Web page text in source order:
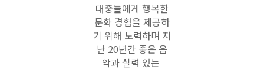
대중들에게 행복한
문화 경험을 제공하
기 위해 노력하며 지
난 20년간 좋은 음
악과 실력 있는